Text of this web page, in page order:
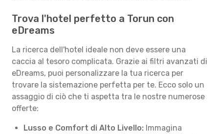
Trova l'hotel perfetto a Torun con
eDreams
La ricerca dell'hotel ideale non deve essere una
caccia al tesoro complicata. Grazie ai filtri avanzati di
eDreams, puoi personalizzare la tua ricerca per
trovare la sistemazione perfetta per te. Ecco solo un
assaggio di ciò che ti aspetta tra le nostre numerose
offerte:
Lusso e Comfort di Alto Livello: Immagina